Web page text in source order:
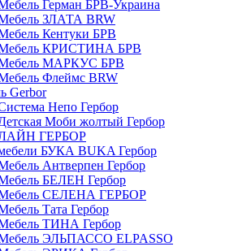
Герман БРВ-Украина
ЗЛАТА BRW
Кентуки БРВ
КРИСТИНА БРВ
МАРКУС БРВ
Флеймс BRW
Gerbor
Непо Гербор
Моби жолтый Гербор
ГЕРБОР
БУКА BUKA Гербор
Антверпен Гербор
БЕЛЕН Гербор
СЕЛЕНА ГЕРБОР
Тата Гербор
ТИНА Гербор
ЭЛЬПАССО ELPASSO